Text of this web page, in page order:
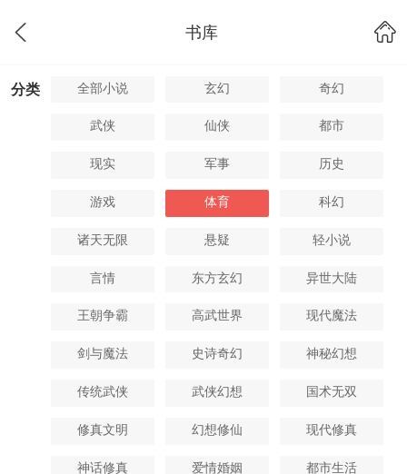
书库
分类 全部小说 玄幻 奇幻
武侠 仙侠 都市
现实 军事 历史
游戏 体育 科幻
诸天无限 悬疑 轻小说
言情 东方玄幻 异世大陆
王朝争霸 高武世界 现代魔法
剑与魔法 史诗奇幻 神秘幻想
传统武侠 武侠幻想 国术无双
修真文明 幻想修仙 现代修真
神话修真 爱情婚姻 都市生活